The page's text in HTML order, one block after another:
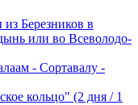
Березников в
или во Всеволодо-
- Сортавалу -
кольцо" (2 дня / 1